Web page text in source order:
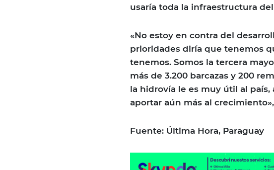
usaría toda la infraestructura
«No estoy en contra del
prioridades diría que tenemos
tenemos. Somos la tercera
más de 3.200 barcazas y 200
la hidrovía le es muy útil al
aportar aún más al
Fuente: Última Hora, Paraguay